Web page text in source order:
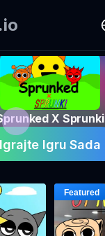
.io
X Sprunki
Igrajte Igru Sada